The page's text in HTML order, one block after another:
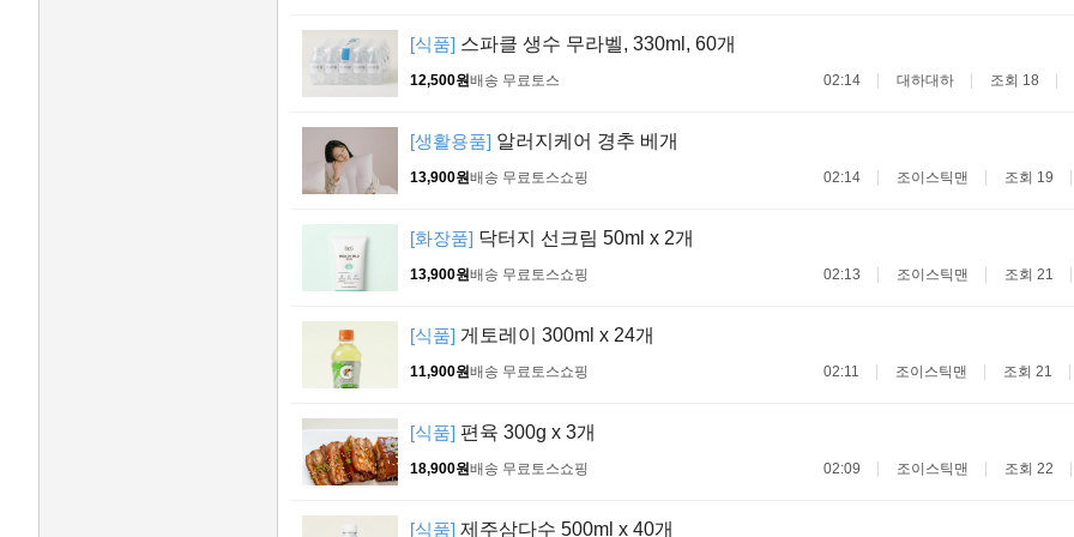
[식품] 스파클 생수 무라벨, 330ml, 60개
12,500원배송 무료토스 02:14 대하대하 조회 18
[생활용품] 알러지케어 경추 베개
13,900원배송 무료토스쇼핑 02:14 조이스틱맨 조회 19
[화장품] 닥터지 선크림 50ml x 2개
13,900원배송 무료토스쇼핑 02:13 조이스틱맨 조회 21
[식품] 게토레이 300ml x 24개
11,900원배송 무료토스쇼핑 02:11 조이스틱맨 조회 21
[식품] 편육 300g x 3개
18,900원배송 무료토스쇼핑 02:09 조이스틱맨 조회 22
[식품] 제주삼다수 500ml x 40개